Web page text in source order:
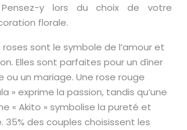
Pensez-y lors du choix de votre
florale.
roses sont le symbole de l’amour et
Elles sont parfaites pour un dîner
ou un mariage. Une rose rouge
» exprime la passion, tandis qu’une
« Akito » symbolise la pureté et
35% des couples choisissent les